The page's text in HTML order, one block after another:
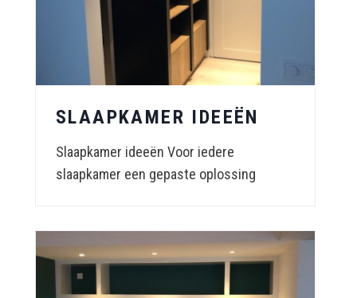
SLAAPKAMER IDEEËN
Slaapkamer ideeën Voor iedere
slaapkamer een gepaste oplossing